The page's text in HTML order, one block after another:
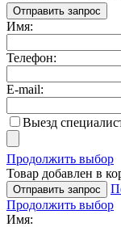
Отправить запрос
Имя:
Телефон:
E-mail:
Выезд
Продолжить выбор
Товар добавлен в
Отправить запрос
Продолжить выбор
Имя: